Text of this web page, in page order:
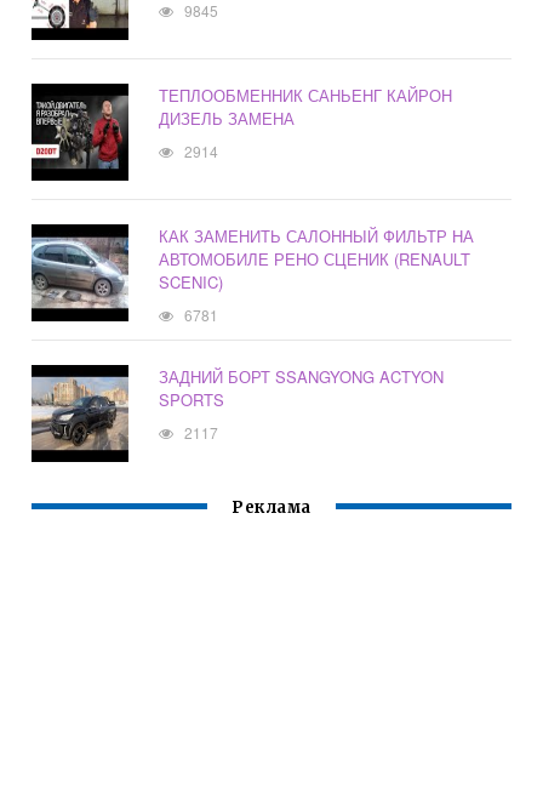
9845
ТЕПЛООБМЕННИК САНЬЕНГ КАЙРОН
ДИЗЕЛЬ ЗАМЕНА
2914
КАК ЗАМЕНИТЬ САЛОННЫЙ ФИЛЬТР НА
АВТОМОБИЛЕ РЕНО СЦЕНИК (RENAULT
SCENIC)
6781
ЗАДНИЙ БОРТ SSANGYONG ACTYON
SPORTS
2117
Реклама